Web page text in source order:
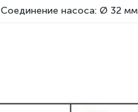
Соединение насоса: Ø 32 мм